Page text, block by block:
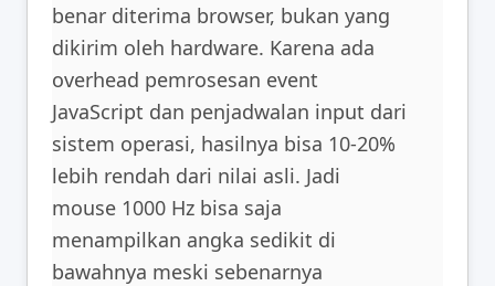
benar diterima browser, bukan yang
dikirim oleh hardware. Karena ada
overhead pemrosesan event
JavaScript dan penjadwalan input dari
sistem operasi, hasilnya bisa 10-20%
lebih rendah dari nilai asli. Jadi
mouse 1000 Hz bisa saja
menampilkan angka sedikit di
bawahnya meski sebenarnya